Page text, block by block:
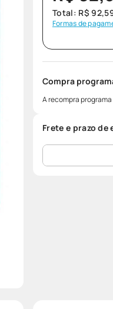
Total: R$ 92,
Formas de
Compra
A recompra
Frete e prazo de